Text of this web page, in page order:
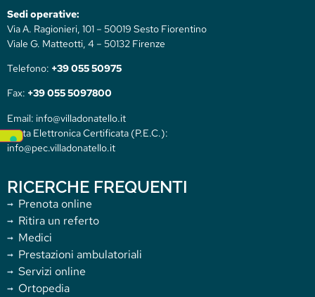
Sedi operative:
Via A. Ragionieri, 101 – 50019 Sesto Fiorentino
Viale G. Matteotti, 4 – 50132 Firenze
Telefono: +39 055 50975
Fax: +39 055 5097800
Email: info@villadonatello.it
Posta Elettronica Certificata (P.E.C.):
info@pec.villadonatello.it
RICERCHE FREQUENTI
Prenota online
Ritira un referto
Medici
Prestazioni ambulatoriali
Servizi online
Ortopedia